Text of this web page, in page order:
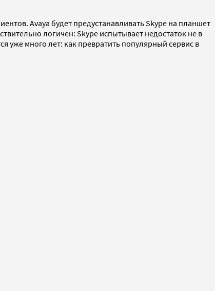
Avaya будет предустанавливать Skype на планшет
логичен: Skype испытывает недостаток не в
уже много лет: как превратить популярный сервис в